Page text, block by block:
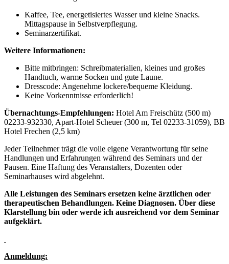
Kaffee, Tee, energetisiertes Wasser und kleine Snacks.
Mittagspause in Selbstverpflegung.
Seminarzertifikat.
Weitere Informationen:
Bitte mitbringen: Schreibmaterialien, kleines und großes
Handtuch, warme Socken und gute Laune.
Dresscode: Angenehme lockere/bequeme Kleidung.
Keine Vorkenntnisse erforderlich!
Übernachtungs-Empfehlungen: Hotel Am Freischütz (500 m)
02233-932330, Apart-Hotel Scheuer (300 m, Tel 02233-31059), BB
Hotel Frechen (2,5 km)
Jeder Teilnehmer trägt die volle eigene Verantwortung für seine
Handlungen und Erfahrungen während des Seminars und der
Pausen. Eine Haftung des Veranstalters, Dozenten oder
Seminarhauses wird abgelehnt.
Alle Leistungen des Seminars ersetzen keine ärztlichen oder
therapeutischen Behandlungen. Keine Diagnosen. Über diese
Klarstellung bin oder werde ich ausreichend vor dem Seminar
aufgeklärt.
Anmeldung: